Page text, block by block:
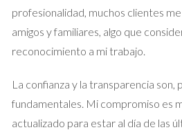
Ahora supongamos que vendes una
utilizado como residencia habitual.
por 150,000 euros y la vendiste por
250,000 - 150,000 = 100,000
profesionalidad, muchos clientes
amigos y familiares, algo que
reconocimiento a mi trabajo.
La confianza y la transparencia son,
fundamentales. Mi compromiso es
actualizado para estar al día de las